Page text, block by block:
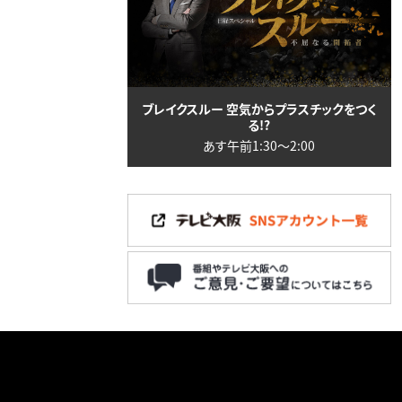
ブレイクスルー 空気からプラスチックをつく
る!?
あす午前1:30〜2:00